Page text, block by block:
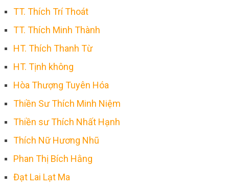
TT. Thích Trí Thoát
TT. Thích Minh Thành
HT. Thích Thanh Từ
HT. Tịnh không
Hòa Thượng Tuyên Hóa
Thiền Sư Thích Minh Niệm
Thiền sư Thích Nhất Hạnh
Thích Nữ Hương Nhũ
Phan Thị Bích Hằng
Đạt Lai Lạt Ma